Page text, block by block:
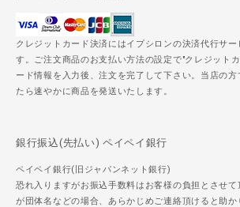
クレジットカード決済にはイプシロンの決済代行サー
す。ご注文商品のお支払い方法の設定で"クレジット
ード情報を入力後、注文を完了して下さい。当店の方
たら速やかに商品を発送いたします。
銀行振込(先払い) ペイペイ銀行
ペイペイ銀行(旧ジャパンネット銀行)
恐れ入りますがお振込手数料はお客様の負担とさせ
が団体名などの場合、あらかじめご連絡頂けると助